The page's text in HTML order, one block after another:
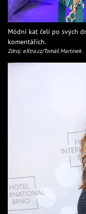
Módní kat čelí po svých
komentářích.
Zdroj: eXtra.cz/Tomáš Martínek